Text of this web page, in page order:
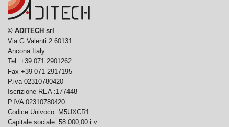
© ADITECH srl
Via G.Valenti 2 60131
Ancona Italy
Tel. +39 071 2901262
Fax +39 071 2917195
P.iva 02310780420
Iscrizione REA :177448
P.IVA 02310780420
Codice Univoco: M5UXCR1
Capitale sociale: 58.000,00 i.v.